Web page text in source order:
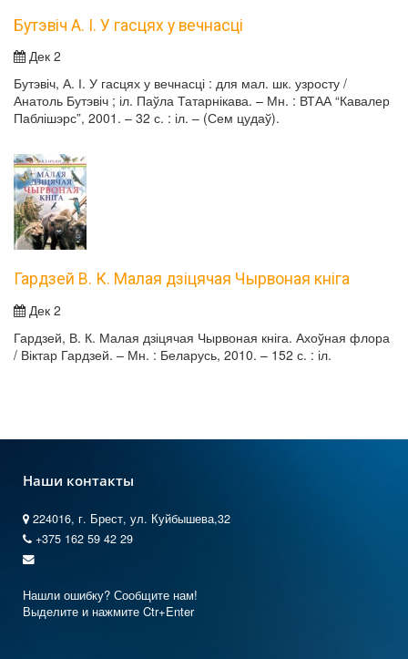
Бутэвіч А. І. У гасцях у вечнасці
Дек 2
Бутэвіч, А. І. У гасцях у вечнасці : для мал. шк. узросту /
Анатоль Бутэвіч ; іл. Паўла Татарнікава. – Мн. : ВТАА “Кавалер
Паблішэрс”, 2001. – 32 с. : іл. – (Сем цудаў).
Гардзей В. К. Малая дзіцячая Чырвоная кніга
Дек 2
Гардзей, В. К. Малая дзіцячая Чырвоная кніга. Ахоўная флора
/ Віктар Гардзей. – Мн. : Беларусь, 2010. – 152 с. : іл.
Наши контакты
224016, г. Брест, ул. Куйбышева,32
+375 162 59 42 29
Нашли ошибку? Сообщите нам!
Выделите и нажмите Ctr+Enter